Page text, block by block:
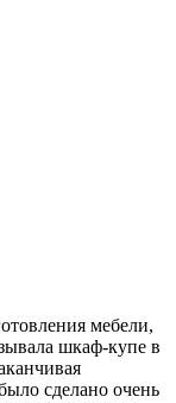
мебели,
шкаф-купе в
сделано очень